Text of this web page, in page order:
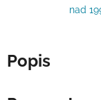
nad
Popis